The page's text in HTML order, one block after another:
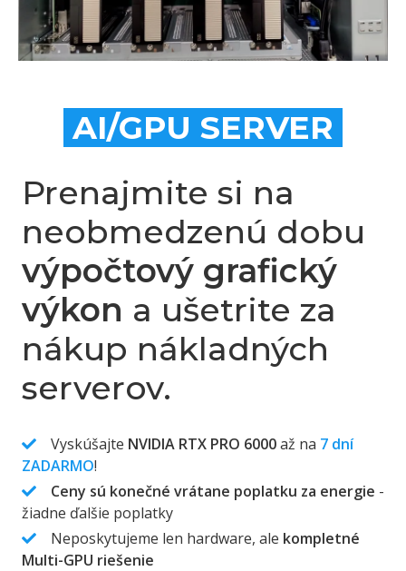
AI/GPU SERVER
Prenajmite si na
neobmedzenú dobu
výpočtový grafický
výkon a ušetrite za
nákup nákladných
serverov.
Vyskúšajte NVIDIA RTX PRO 6000až na 7 dní
ZADARMO!
Ceny sú konečné vrátane poplatku za energie -
žiadne ďalšie poplatky
Neposkytujeme len hardware, ale kompletné
Multi-GPU riešenie